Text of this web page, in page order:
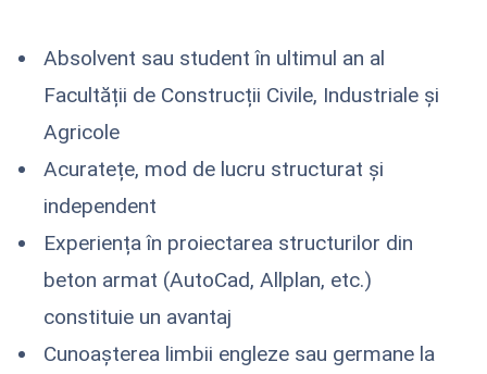
Absolvent sau student în ultimul an al
Facultății de Construcții Civile, Industriale și
Agricole
Acuratețe, mod de lucru structurat și
independent
Experiența în proiectarea structurilor din
beton armat (AutoCad, Allplan, etc.)
constituie un avantaj
Cunoașterea limbii engleze sau germane la